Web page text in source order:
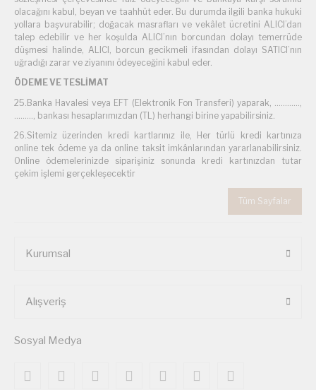
olacağını kabul, beyan ve taahhüt eder. Bu durumda ilgili banka hukuki
yollara başvurabilir; doğacak masrafları ve vekâlet ücretini ALICI’dan
talep edebilir ve her koşulda ALICI’nın borcundan dolayı temerrüde
düşmesi halinde, ALICI, borcun gecikmeli ifasından dolayı SATICI’nın
uğradığı zarar ve ziyanını ödeyeceğini kabul eder.
ÖDEME VE TESLİMAT
25.Banka Havalesi veya EFT (Elektronik Fon Transferi) yaparak, ............,
........., bankası hesaplarımızdan (TL) herhangi birine yapabilirsiniz.
26.Sitemiz üzerinden kredi kartlarınız ile, Her türlü kredi kartınıza
online tek ödeme ya da online taksit imkânlarından yararlanabilirsiniz.
Online ödemelerinizde siparişiniz sonunda kredi kartınızdan tutar
çekim işlemi gerçekleşecektir
Tüm Sayfalar
Kurumsal
Alışveriş
Sosyal Medya